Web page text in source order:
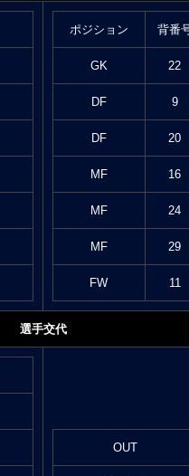
ポジション 背番
GK 22
DF 9
DF 20
MF 16
MF 24
MF 29
FW 11
選手交代
OUT